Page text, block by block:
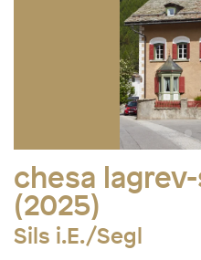
chesa
(2025)
Sils i.E./Segl